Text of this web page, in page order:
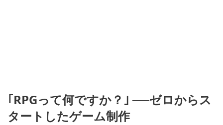
｢RPGって何ですか？｣ ──ゼロからス
タートしたゲーム制作